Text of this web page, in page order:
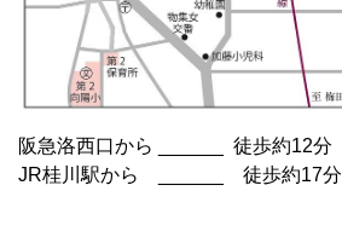
阪急洛西口から ______ 徒歩約12分
JR桂川駅から ______ 徒歩約17分